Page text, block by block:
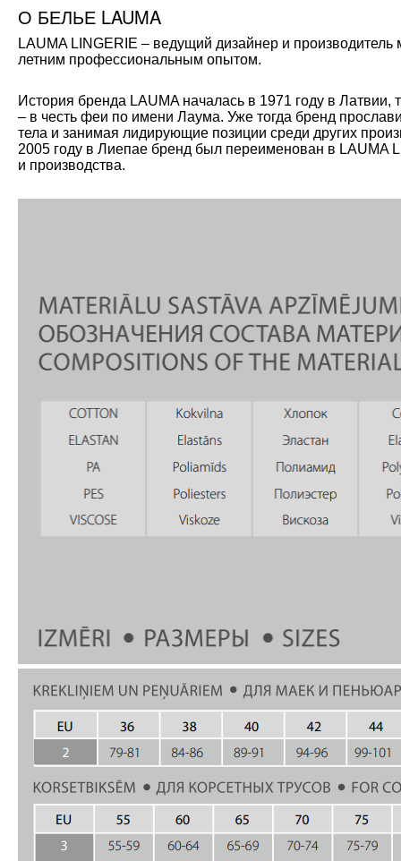
О БЕЛЬЕ LAUMA
LAUMA LINGERIE – ведущий дизайнер и
летним профессиональным опытом.
История бренда LAUMA началась в 1971 году в
– в честь феи по имени Лаума. Уже тогда бренд
тела и занимая лидирующие позиции среди других
2005 году в Лиепае бренд был переименован в LAUMA
и производства.